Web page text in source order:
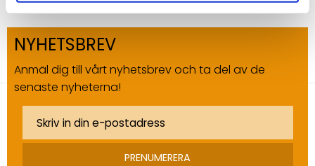
NYHETSBREV
Anmäl dig till vårt nyhetsbrev och ta del av de
senaste nyheterna!
PRENUMERERA